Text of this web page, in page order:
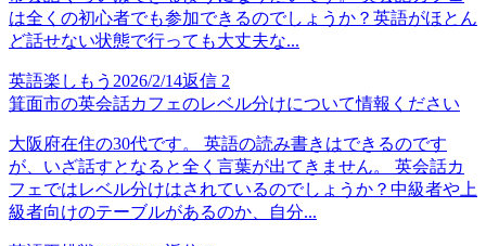
は全くの初心者でも参加できるのでしょうか？英語がほとん
ど話せない状態で行っても大丈夫な...
英語楽しもう 2026/2/14返信 2
箕面市の英会話カフェのレベル分けについて情報ください
大阪府在住の30代です。 英語の読み書きはできるのです
が、いざ話すとなると全く言葉が出てきません。 英会話カ
フェではレベル分けはされているのでしょうか？中級者や上
級者向けのテーブルがあるのか、自分...